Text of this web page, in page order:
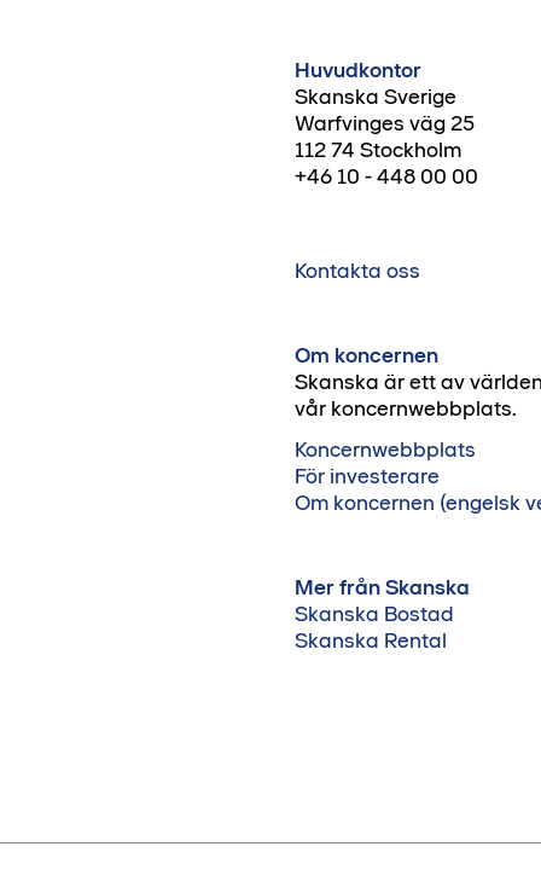
Huvudkontor
Skanska Sverige
Warfvinges väg 25
112 74 Stockholm
+46 10 - 448 00 00
Kontakta oss
Om koncernen
Skanska är ett av
vår koncernwebbplats.
Koncernwebbplats
För investerare
Om koncernen (engelsk
Mer från Skanska
Skanska Bostad
Skanska Rental